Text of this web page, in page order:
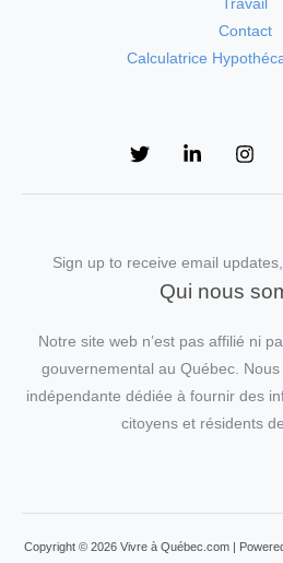
Travail
Contact
Calculatrice
Sign up to receive email
Qui nous
Notre site web n’est pas affilié ni
gouvernemental au Québec.
indépendante dédiée à fournir des
citoyens et résidents
Copyright © 2026 Vivre à Québec.com |